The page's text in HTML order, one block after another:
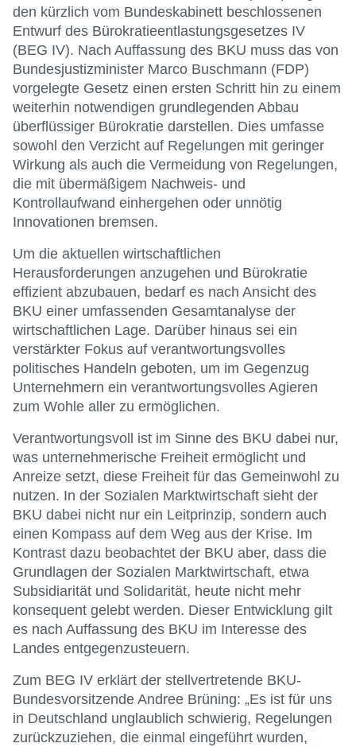
den kürzlich vom Bundeskabinett beschlossenen
Entwurf des Bürokratieentlastungsgesetzes IV
(BEG IV). Nach Auffassung des BKU muss das von
Bundesjustizminister Marco Buschmann (FDP)
vorgelegte Gesetz einen ersten Schritt hin zu einem
weiterhin notwendigen grundlegenden Abbau
überflüssiger Bürokratie darstellen. Dies umfasse
sowohl den Verzicht auf Regelungen mit geringer
Wirkung als auch die Vermeidung von Regelungen,
die mit übermäßigem Nachweis- und
Kontrollaufwand einhergehen oder unnötig
Innovationen bremsen.
Um die aktuellen wirtschaftlichen
Herausforderungen anzugehen und Bürokratie
effizient abzubauen, bedarf es nach Ansicht des
BKU einer umfassenden Gesamtanalyse der
wirtschaftlichen Lage. Darüber hinaus sei ein
verstärkter Fokus auf verantwortungsvolles
politisches Handeln geboten, um im Gegenzug
Unternehmern ein verantwortungsvolles Agieren
zum Wohle aller zu ermöglichen.
Verantwortungsvoll ist im Sinne des BKU dabei nur,
was unternehmerische Freiheit ermöglicht und
Anreize setzt, diese Freiheit für das Gemeinwohl zu
nutzen. In der Sozialen Marktwirtschaft sieht der
BKU dabei nicht nur ein Leitprinzip, sondern auch
einen Kompass auf dem Weg aus der Krise. Im
Kontrast dazu beobachtet der BKU aber, dass die
Grundlagen der Sozialen Marktwirtschaft, etwa
Subsidiarität und Solidarität, heute nicht mehr
konsequent gelebt werden. Dieser Entwicklung gilt
es nach Auffassung des BKU im Interesse des
Landes entgegenzusteuern.
Zum BEG IV erklärt der stellvertretende BKU-
Bundesvorsitzende Andree Brüning: „Es ist für uns
in Deutschland unglaublich schwierig, Regelungen
zurückzuziehen, die einmal eingeführt wurden,